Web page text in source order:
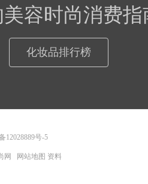
容时尚消费指
化妆品排行榜
12028889号-5
网 网站地图 资料